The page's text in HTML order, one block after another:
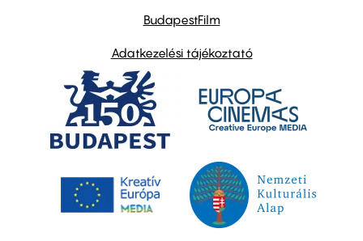
BudapestFilm
Adatkezelési tájékoztató